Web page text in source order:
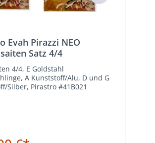
Evah Pirazzi NEO
Satz 4/4
4/4, E Goldstahl
A Kunststoff/Alu, D und G
Silber, Pirastro #41B021